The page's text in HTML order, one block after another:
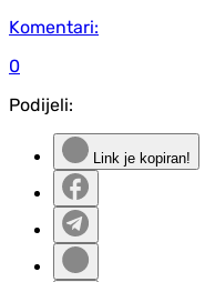
Komentari:
0
Podijeli:
Link je kopiran!